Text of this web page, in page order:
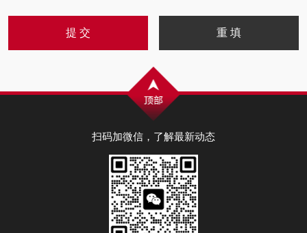
扫码加微信，了解最新动态